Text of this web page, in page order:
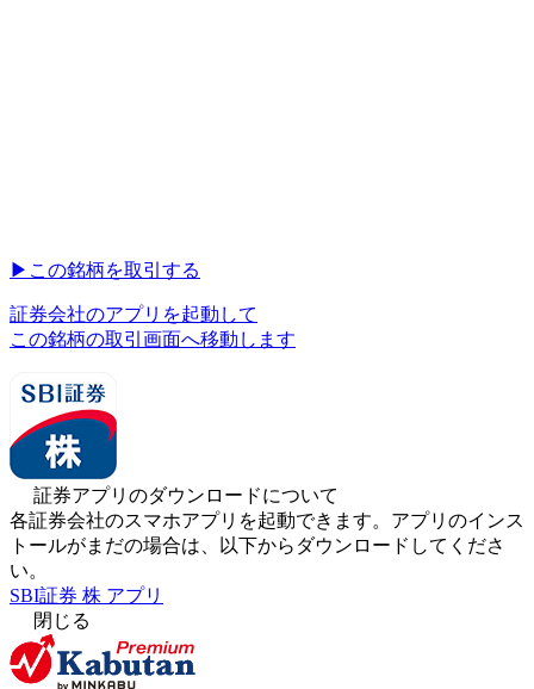
▶︎ この銘柄を取引する
証券会社のアプリを起動して
この銘柄の取引画面へ移動します
証券アプリのダウンロードについて
各証券会社のスマホアプリを起動できます。アプリのインス
トールがまだの場合は、以下からダウンロードしてくださ
い。
SBI証券 株 アプリ
閉じる